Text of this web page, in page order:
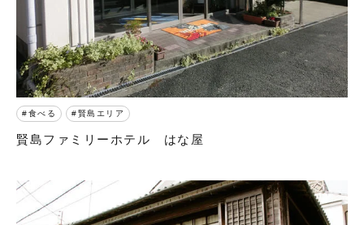
食べる 賢島エリア
賢島ファミリーホテル はな屋